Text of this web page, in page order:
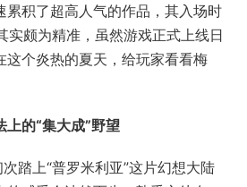
累积了超高人气的作品，其入场时
颇为精准，虽然游戏正式上线日
这个炎热的夏天，给玩家看看梅
的“集大成”野望
踏上“普罗米利亚”这片幻想大陆